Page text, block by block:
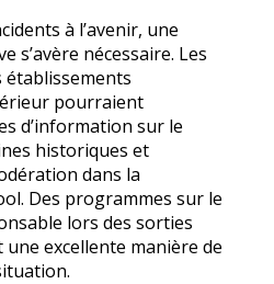
à l’avenir, une
s’avère nécessaire. Les
pourraient
d’information sur le
historiques et
dans la
Des programmes sur le
lors des sorties
excellente manière de